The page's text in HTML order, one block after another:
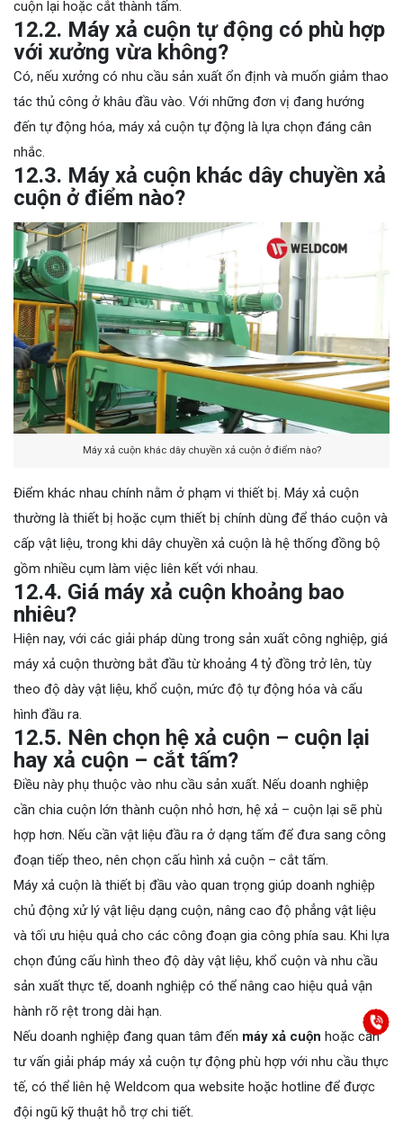
cuộn lại hoặc cắt thành tấm.
12.2. Máy xả cuộn tự động có phù hợp
với xưởng vừa không?
Có, nếu xưởng có nhu cầu sản xuất ổn định và muốn giảm thao
tác thủ công ở khâu đầu vào. Với những đơn vị đang hướng
đến tự động hóa, máy xả cuộn tự động là lựa chọn đáng cân
nhắc.
12.3. Máy xả cuộn khác dây chuyền xả
cuộn ở điểm nào?
Máy xả cuộn khác dây chuyền xả cuộn ở điểm nào?
Điểm khác nhau chính nằm ở phạm vi thiết bị. Máy xả cuộn
thường là thiết bị hoặc cụm thiết bị chính dùng để tháo cuộn và
cấp vật liệu, trong khi dây chuyền xả cuộn là hệ thống đồng bộ
gồm nhiều cụm làm việc liên kết với nhau.
12.4. Giá máy xả cuộn khoảng bao
nhiêu?
Hiện nay, với các giải pháp dùng trong sản xuất công nghiệp, giá
máy xả cuộn thường bắt đầu từ khoảng 4 tỷ đồng trở lên, tùy
theo độ dày vật liệu, khổ cuộn, mức độ tự động hóa và cấu
hình đầu ra.
12.5. Nên chọn hệ xả cuộn – cuộn lại
hay xả cuộn – cắt tấm?
Điều này phụ thuộc vào nhu cầu sản xuất. Nếu doanh nghiệp
cần chia cuộn lớn thành cuộn nhỏ hơn, hệ xả – cuộn lại sẽ phù
hợp hơn. Nếu cần vật liệu đầu ra ở dạng tấm để đưa sang công
đoạn tiếp theo, nên chọn cấu hình xả cuộn – cắt tấm.
Máy xả cuộn là thiết bị đầu vào quan trọng giúp doanh nghiệp
chủ động xử lý vật liệu dạng cuộn, nâng cao độ phẳng vật liệu
và tối ưu hiệu quả cho các công đoạn gia công phía sau. Khi lựa
chọn đúng cấu hình theo độ dày vật liệu, khổ cuộn và nhu cầu
sản xuất thực tế, doanh nghiệp có thể nâng cao hiệu quả vận
hành rõ rệt trong dài hạn.
Nếu doanh nghiệp đang quan tâm đến máy xả cuộn hoặc cần
tư vấn giải pháp máy xả cuộn tự động phù hợp với nhu cầu thực
tế, có thể liên hệ Weldcom qua website hoặc hotline để được
đội ngũ kỹ thuật hỗ trợ chi tiết.